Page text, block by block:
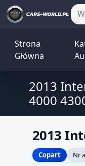
Strona
Główna
2013
4000
2013
Copart
Nr